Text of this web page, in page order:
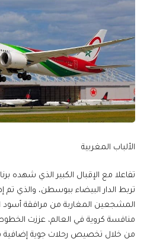
الألباب المغربية
تفاعلا مع الإقبال الكبير الذي شهده
تربط الدار البيضاء ببوسطن، والذي
المشجعين المغاربة من مرافقة أسود
منافسة كروية في العالم، عززت الخطوط
من خلال تخصيص رحلات جوية إضافية